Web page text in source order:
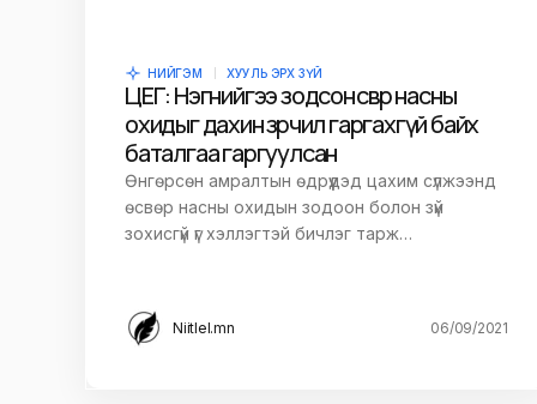
НИЙГЭМ ХУУЛЬ ЭРХ ЗҮЙ
ЦЕГ: Нэгнийгээ зодсон өсвөр насны
охидыг дахин зөрчил гаргахгүй байх
баталгаа гаргуулсан
Өнгөрсөн амралтын өдрүүдэд цахим сүлжээнд
өсвөр насны охидын зодоон болон зүй
зохисгүй үг хэллэгтэй бичлэг тарж…
Niitlel.mn 06/09/2021